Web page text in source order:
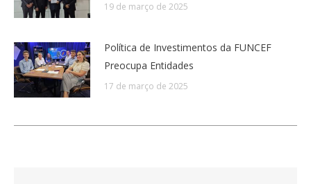
19 de março de 2025
Política de Investimentos da FUNCEF
Preocupa Entidades
17 de março de 2025